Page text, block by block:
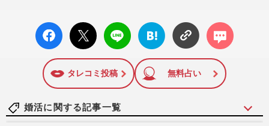
facebo
ok い
X ポス
ト
LINE
はてな
ブック
に追加
コメン
ト
タレコミ投稿 無料占い
婚活に関する記事一覧